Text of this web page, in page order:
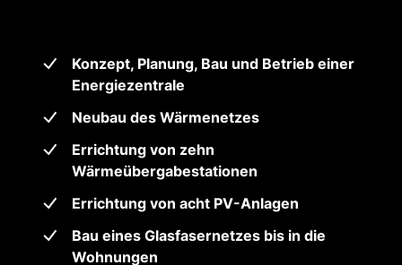
Konzept, Planung, Bau und Betrieb einer
Energiezentrale
Neubau des Wärmenetzes
Errichtung von zehn
Wärmeübergabestationen
Errichtung von acht PV-Anlagen
Bau eines Glasfasernetzes bis in die
Wohnungen